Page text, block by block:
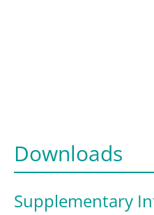
Downloads
Supplementary